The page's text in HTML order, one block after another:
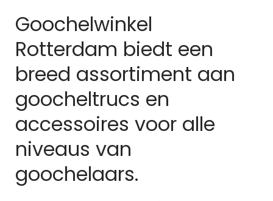
Goochelwinkel
Rotterdam biedt een
breed assortiment aan
goocheltrucs en
accessoires voor alle
niveaus van
goochelaars.